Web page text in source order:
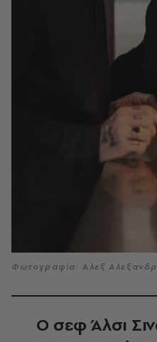
Φωτογραφία: Άλεξ
Ο σεφ Άλσι